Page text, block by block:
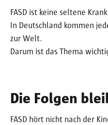
FASD ist keine seltene
In Deutschland kommen
zur Welt.
Darum ist das Thema
Die Folgen
FASD hört nicht nach der